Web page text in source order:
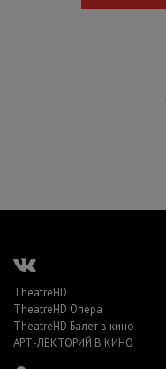
TheatreHD
TheatreHD Опера
TheatreHD Балет в кино
АРТ-ЛЕКТОРИЙ В КИНО